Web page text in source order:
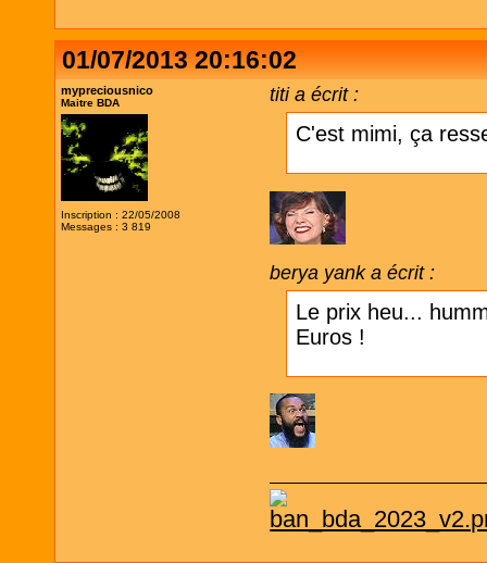
01/07/2013 20:16:02
mypreciousnico
Maitre BDA
Inscription : 22/05/2008
Messages : 3 819
titi a écrit :
C'est mimi, ça
berya yank a écrit :
Le prix heu...
Euros !